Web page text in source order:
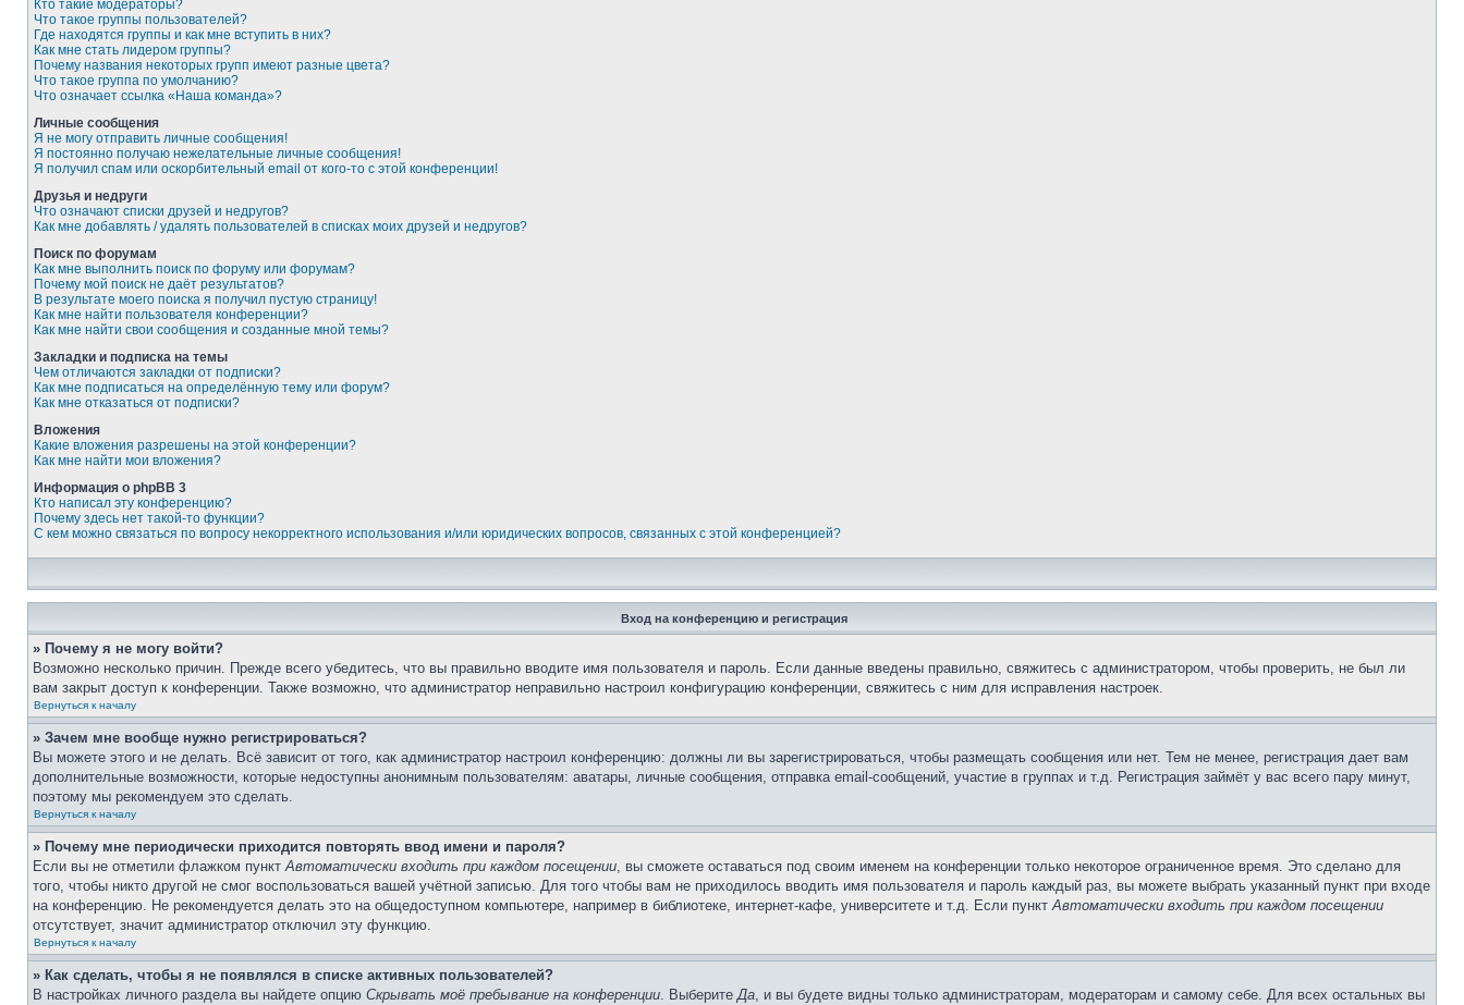
Кто такие модераторы?
Что такое группы пользователей?
Где находятся группы и как мне вступить в них?
Как мне стать лидером группы?
Почему названия некоторых групп имеют разные цвета?
Что такое группа по умолчанию?
Что означает ссылка «Наша команда»?
Личные сообщения
Я не могу отправить личные сообщения!
Я постоянно получаю нежелательные личные сообщения!
Я получил спам или оскорбительный email от кого-то с этой конференции!
Друзья и недруги
Что означают списки друзей и недругов?
Как мне добавлять / удалять пользователей в списках моих друзей и недругов?
Поиск по форумам
Как мне выполнить поиск по форуму или форумам?
Почему мой поиск не даёт результатов?
В результате моего поиска я получил пустую страницу!
Как мне найти пользователя конференции?
Как мне найти свои сообщения и созданные мной темы?
Закладки и подписка на темы
Чем отличаются закладки от подписки?
Как мне подписаться на определённую тему или форум?
Как мне отказаться от подписки?
Вложения
Какие вложения разрешены на этой конференции?
Как мне найти мои вложения?
Информация о phpBB 3
Кто написал эту конференцию?
Почему здесь нет такой-то функции?
С кем можно связаться по вопросу некорректного использования и/или юридических вопросов, связанных с этой конференцией?
Вход на конференцию и регистрация
» Почему я не могу войти?
Возможно несколько причин. Прежде всего убедитесь, что вы правильно вводите имя пользователя и пароль. Если данные введены правильно, свяжитесь с администратором, чтобы проверить, не был ли
вам закрыт доступ к конференции. Также возможно, что администратор неправильно настроил конфигурацию конференции, свяжитесь с ним для исправления настроек.
Вернуться к началу
» Зачем мне вообще нужно регистрироваться?
Вы можете этого и не делать. Всё зависит от того, как администратор настроил конференцию: должны ли вы зарегистрироваться, чтобы размещать сообщения или нет. Тем не менее, регистрация дает вам
дополнительные возможности, которые недоступны анонимным пользователям: аватары, личные сообщения, отправка email-сообщений, участие в группах и т.д. Регистрация займёт у вас всего пару минут,
поэтому мы рекомендуем это сделать.
Вернуться к началу
» Почему мне периодически приходится повторять ввод имени и пароля?
Если вы не отметили флажком пунктАвтоматически входить при каждом посещении, вы сможете оставаться под своим именем на конференции только некоторое ограниченное время. Это сделано для
того, чтобы никто другой не смог воспользоваться вашей учётной записью. Для того чтобы вам не приходилось вводить имя пользователя и пароль каждый раз, вы можете выбрать указанный пункт при входе
на конференцию. Не рекомендуется делать это на общедоступном компьютере, например в библиотеке, интернет-кафе, университете и т.д. Если пунктАвтоматически входить при каждом посещении
отсутствует, значит администратор отключил эту функцию.
Вернуться к началу
» Как сделать, чтобы я не появлялся в списке активных пользователей?
В настройках личного раздела вы найдете опцию Скрывать моё пребывание на конференции. ВыберитеДа, и вы будете видны только администраторам, модераторам и самому себе. Для всех остальных вы